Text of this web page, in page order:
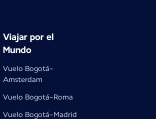
Viajar por el
Mundo
Vuelo Bogotá-
Amsterdam
Vuelo Bogotá-Roma
Vuelo Bogotá-Madrid